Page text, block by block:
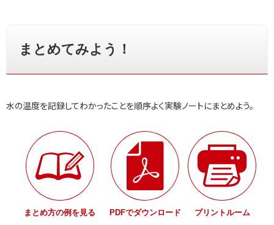
まとめてみよう！
水の温度を記録してわかったことを順序よく実験ノートにまとめよう。
まとめ方の例を見る PDFでダウンロード プリントルーム